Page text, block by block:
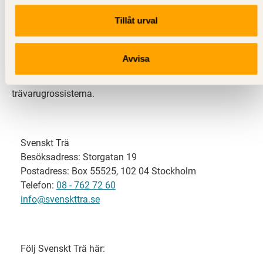
Tillåt urval
Avvisa
Svenskt Trä representerar svensk sågverksindustri
och är en del av branschorganisationen
svensk limträ-, KL-trä- och förpackningsindustri samt
trävarugrossisterna.
Svenskt Trä
Besöksadress: Storgatan 19
Postadress: Box 55525, 102 04 Stockholm
Telefon: 08 - 762 72 60
info@svenskttra.se
Följ Svenskt Trä här: